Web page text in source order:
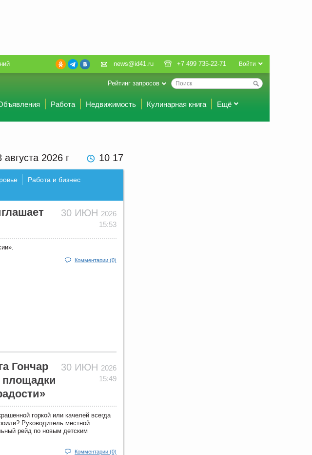
Войти
news@id41.ru +7 499 735-22-71
Рейтинг запросов
Работа Недвижимость Кулинарная книга Ещё
августа 2026 г 10 17
Работа и бизнес
30 ИЮН 2026
15:53
Комментарии (0)
30 ИЮН 2026
15:49
Гончар
площадки
горкой или качелей всегда
Руководитель местной
рейд по новым детским
Комментарии (0)